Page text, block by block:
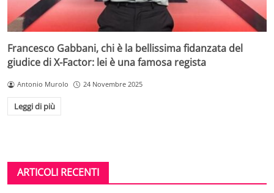
Francesco Gabbani, chi è la bellissima fidanzata del
giudice di X-Factor: lei è una famosa regista
Antonio Murolo 24 Novembre 2025
Leggi di più
ARTICOLI RECENTI